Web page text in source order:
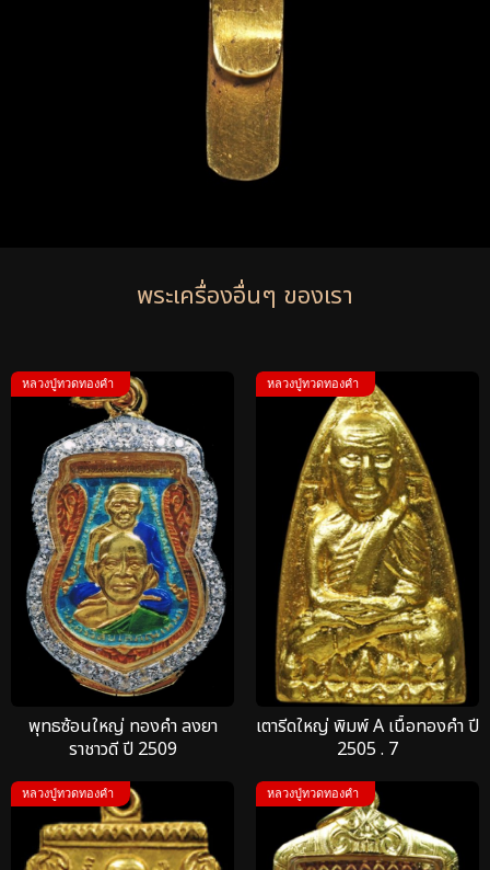
พระเครื่องอื่นๆ ของเรา
หลวงปู่ทวดทองคำ
พุทธซ้อนใหญ่ ทองคำ ลงยา
ราชาวดี ปี 2509
หลวงปู่ทวดทองคำ
เตารีดใหญ่ พิมพ์ A เนื้อทองคำ ปี
2505 . 7
หลวงปู่ทวดทองคำ หลวงปู่ทวดทองคำ